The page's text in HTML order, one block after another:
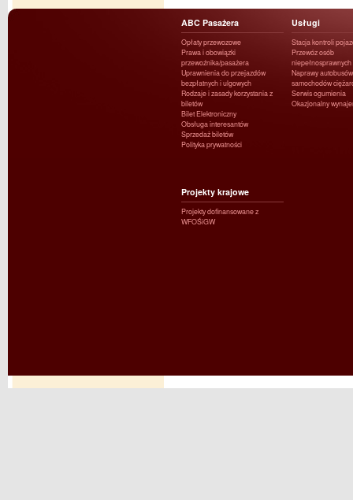
ABC Pasażera
Opłaty przewozowe
Prawa i obowiązki
przewoźnika/pasażera
Uprawnienia do przejazdów
bezpłatnych i ulgowych
Rodzaje i zasady korzystania z
biletów
Bilet Elektroniczny
Obsługa interesantów
Sprzedaż biletów
Polityka prywatności
Usługi
Stacja kontroli
Przewóz osób
niepełnosprawnych
Naprawy
samochodów
Serwis ogumienia
Okazjonalny
Projekty krajowe
Projekty dofinansowane z
WFOŚiGW